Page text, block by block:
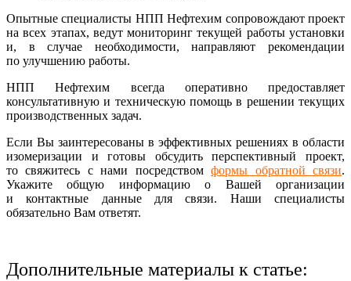
Опытные специалисты НПП Нефтехим сопровождают проект
на всех этапах, ведут мониторинг текущей работы установки
и, в случае необходимости, направляют рекомендации
по улучшению работы.
НПП Нефтехим всегда оперативно предоставляет
консультативную и техническую помощь в решении текущих
производственных задач.
Если Вы заинтересованы в эффективных решениях в области
изомеризации и готовы обсудить перспективный проект,
то свяжитесь с нами посредствомформы обратной связи.
Укажите общую информацию о Вашей организации
и контактные данные для связи. Наши специалисты
обязательно Вам ответят.
Дополнительные материалы к статье: